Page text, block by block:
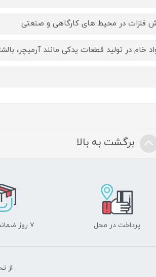
در محیط های کارگاهی و صنعتی
خام در تولید قطعات یدکی مانند آرمیچر،
برگشت به بالا
پرداخت در محل ۷ روز ضمانت بازگشت
از